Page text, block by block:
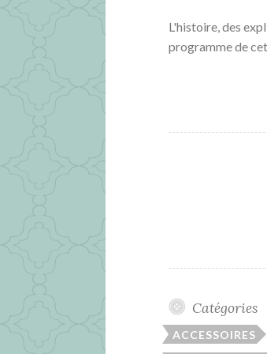
L'histoire, des
programme de
Catégories
ACCESSOIRES